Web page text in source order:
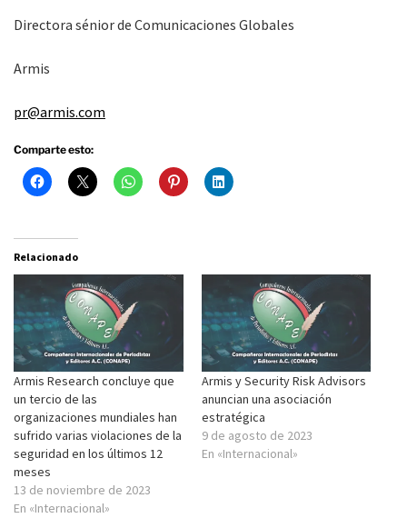
Directora sénior de Comunicaciones Globales
Armis
pr@armis.com
Comparte esto:
Relacionado
Armis Research concluye que
un tercio de las
organizaciones mundiales han
sufrido varias violaciones de la
seguridad en los últimos 12
meses
13 de noviembre de 2023
En «Internacional»
Armis y Security Risk Advisors
anuncian una asociación
estratégica
9 de agosto de 2023
En «Internacional»